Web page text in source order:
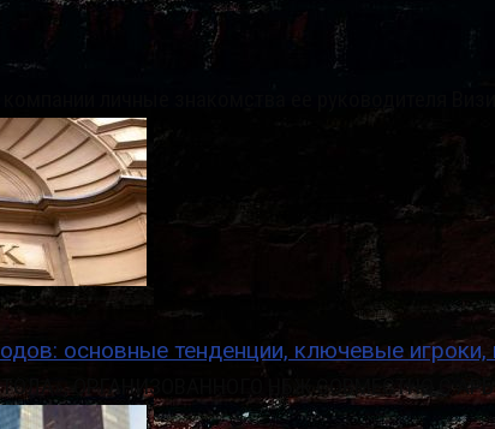
основные тенденции, ключевые
ОРГАНИЗОВАННОГО НБЖ СОВМЕСТНО С АРБ: